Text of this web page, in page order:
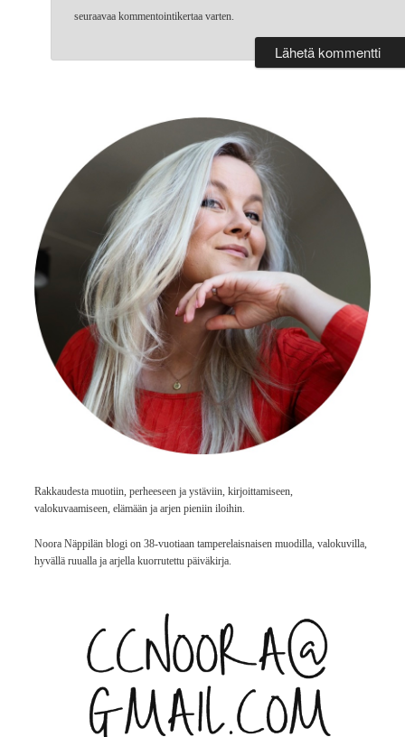
seuraavaa kommentointikertaa varten.
Rakkaudesta muotiin, perheeseen ja ystäviin, kirjoittamiseen,
valokuvaamiseen, elämään ja arjen pieniin iloihin.
Noora Näppilän blogi on 38-vuotiaan tamperelaisnaisen muodilla, valokuvilla,
hyvällä ruualla ja arjella kuorrutettu päiväkirja.